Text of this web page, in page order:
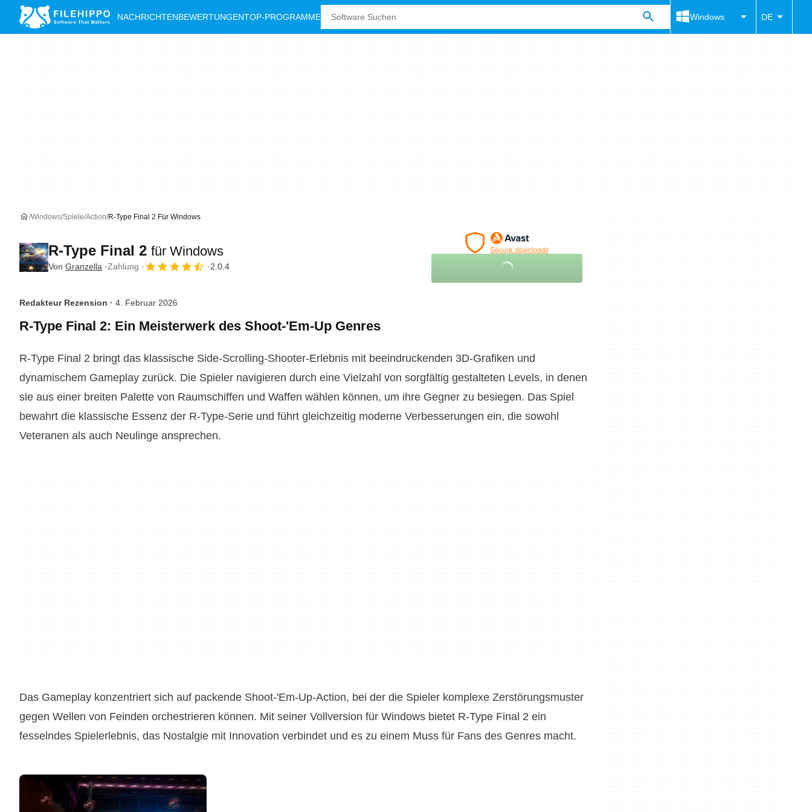
NACHRICHTENBEWERTUNGENTOP-PROGRAMME Windows DE
Windows Spiele Action R-Type Final 2 Für Windows
R-Type Final 2 für Windows
Von Granzella Zahlung 2.0.4
Redakteur Rezension · 4. Februar 2026
R-Type Final 2: Ein Meisterwerk des Shoot-'Em-Up Genres
R-Type Final 2 bringt das klassische Side-Scrolling-Shooter-Erlebnis mit beeindruckenden 3D-Grafiken und
dynamischem Gameplay zurück. Die Spieler navigieren durch eine Vielzahl von sorgfältig gestalteten Levels, in denen
sie aus einer breiten Palette von Raumschiffen und Waffen wählen können, um ihre Gegner zu besiegen. Das Spiel
bewahrt die klassische Essenz der R-Type-Serie und führt gleichzeitig moderne Verbesserungen ein, die sowohl
Veteranen als auch Neulinge ansprechen.
Das Gameplay konzentriert sich auf packende Shoot-'Em-Up-Action, bei der die Spieler komplexe Zerstörungsmuster
gegen Wellen von Feinden orchestrieren können. Mit seiner Vollversion für Windows bietet R-Type Final 2 ein
fesselndes Spielerlebnis, das Nostalgie mit Innovation verbindet und es zu einem Muss für Fans des Genres macht.